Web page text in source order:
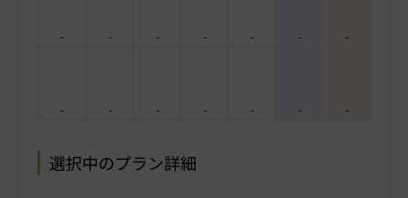
- - - - - - -
- - - - - - -
選択中のプラン詳細